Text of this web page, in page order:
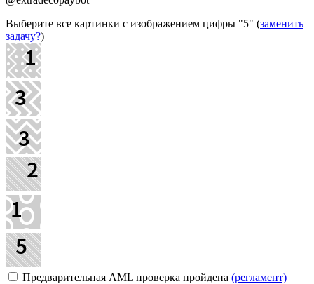
Выберите все картинки с изображением цифры "5" (заменить
задачу?)
Предварительная AML проверка пройдена (регламент)